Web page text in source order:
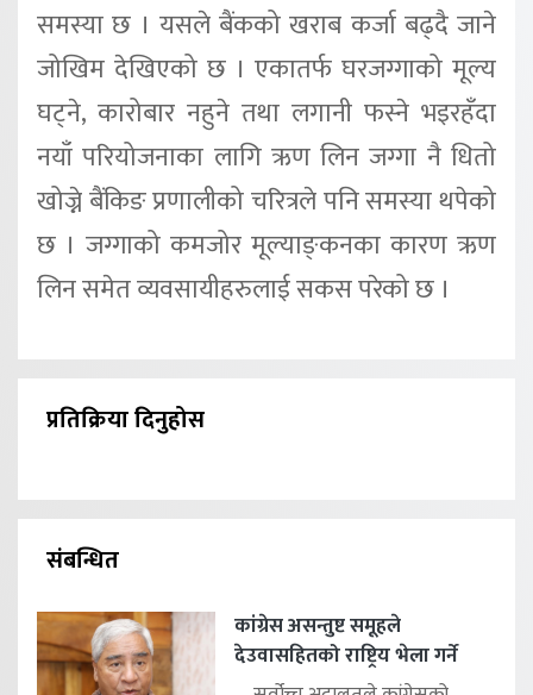
समस्या छ । यसले बैंकको खराब कर्जा बढ्दै जाने
जोखिम देखिएको छ । एकातर्फ घरजग्गाको मूल्य
घट्ने, कारोबार नहुने तथा लगानी फस्ने भइरहँदा
नयाँ परियोजनाका लागि ऋण लिन जग्गा नै धितो
खोज्ने बैंकिङ प्रणालीको चरित्रले पनि समस्या थपेको
छ । जग्गाको कमजोर मूल्याङ्‍कनका कारण ऋण
लिन समेत व्यवसायीहरुलाई सकस परेको छ ।
प्रतिक्रिया दिनुहोस
संबन्धित
कांग्रेस असन्तुष्ट समूहले
देउवासहितको राष्ट्रिय भेला गर्ने